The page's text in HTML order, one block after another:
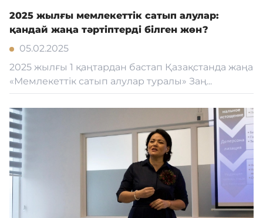
2025 жылғы мемлекеттік сатып алулар:
қандай жаңа тәртіптерді білген жөн?
05.02.2025
2025 жылғы 1 қаңтардан бастап Қазақстанда жаңа
«Мемлекеттік сатып алулар туралы» Заң...